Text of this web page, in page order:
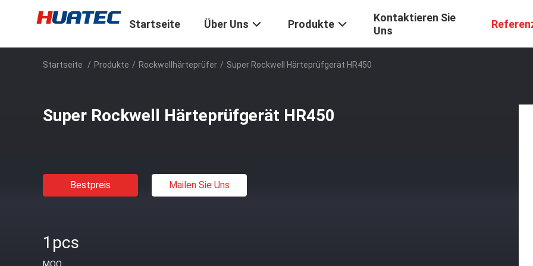
Startseite Über Uns Produkte
Kontaktieren Sie
Uns
Startseite / Produkte / Rockwellhärteprüfer / Super Rockwell Härteprüfgerät HR450
Super Rockwell Härteprüfgerät HR450
Bestpreis Mailen Sie Uns
1pcs